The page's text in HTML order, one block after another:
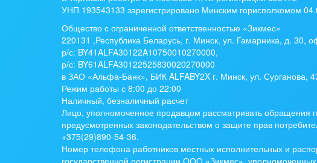
УНП 193543133 зарегистрировано Минским горисполкомом
Общество с ограниченной ответственностью «Зикмес»
220131 ,Республика Беларусь, г. Минск, ул. Гамарника, д. 30,
р/с: BY41ALFA30122A10750010270000,
р/с: BY61ALFA30122525830020270000
в ЗАО «Альфа-Банк», БИК ALFABY2X г. Минск, ул. Сурганова,
Режим работы с 8:00 до 22:00
Наличный, безналичный расчет
Лицо, уполномоченное продавцом рассматривать обращения
предусмотренных законодательством о защите прав
+375(29)890-54-36.
Номер телефона работников местных исполнительных и